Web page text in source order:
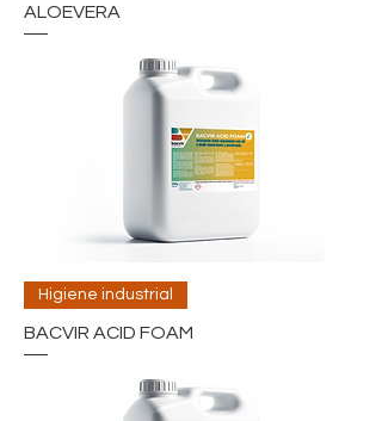
ALOEVERA
Higiene industrial
BACVIR ACID FOAM